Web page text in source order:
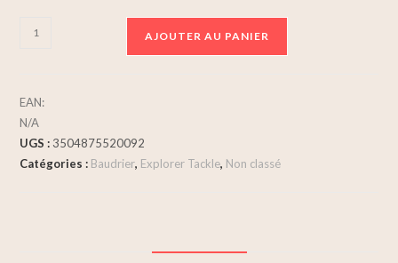
AJOUTER AU PANIER
EAN:
N/A
UGS : 3504875520092
Catégories : Baudrier, Explorer Tackle, Non classé